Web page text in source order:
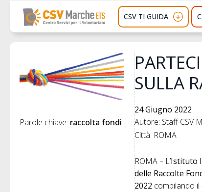
CSV TI GUIDA
Parole chiave: raccolta fondi
SULLA
24 Giugno 2022
Autore: Staff CSV
Città: ROMA
ROMA – L’Istituto
delle Raccolte
2022 compilando il